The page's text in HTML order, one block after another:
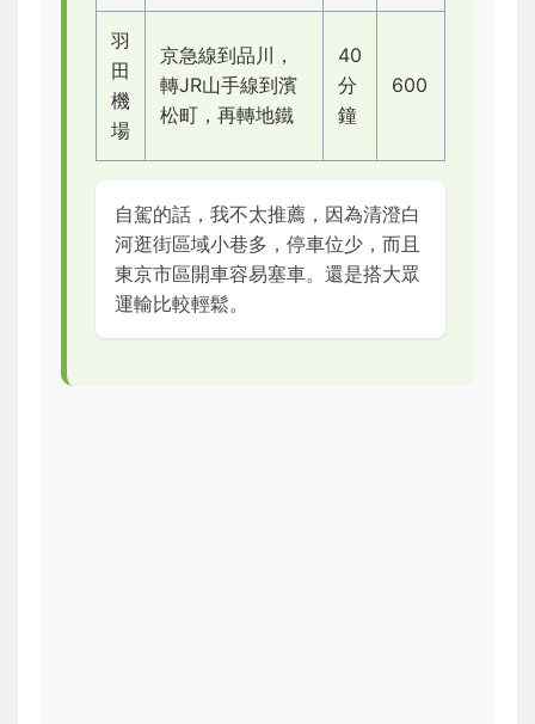
羽
田
機
場
京急線到品川，
轉JR山手線到濱
松町，再轉地鐵
40
分
鐘
600
自駕的話，我不太推薦，因為清澄白
河逛街區域小巷多，停車位少，而且
東京市區開車容易塞車。還是搭大眾
運輸比較輕鬆。